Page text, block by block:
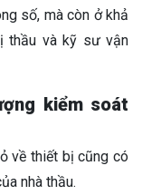
số, mà còn ở khả
thầu và kỹ sư vận
kiểm soát
về thiết bị cũng có
nhà thầu.